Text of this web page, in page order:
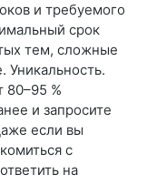
и требуемого
срок
тем, сложные
Уникальность.
80–95 %
и запросите
если вы
с
на